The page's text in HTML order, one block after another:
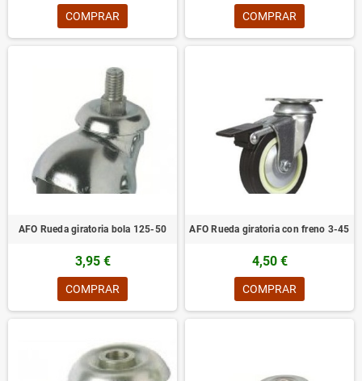
COMPRAR COMPRAR
AFO Rueda giratoria bola 125-50
3,95 €
COMPRAR
AFO Rueda giratoria con freno 3-45
4,50 €
COMPRAR